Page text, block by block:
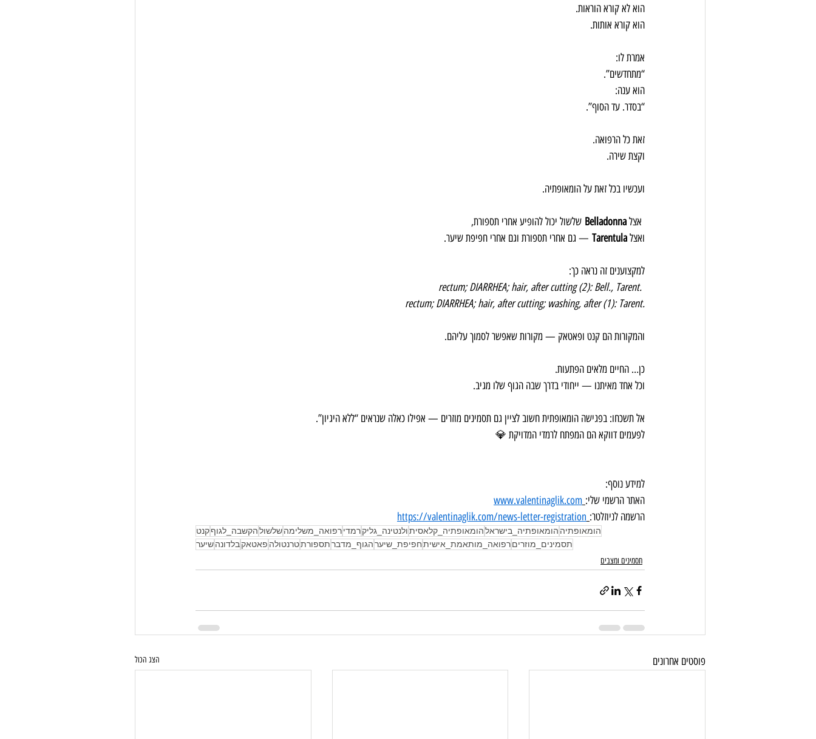
הוא לא קורא הוראות.
הוא קורא אותות.
אמרת לו:
“מתחדשים”.
הוא ענה:
“בסדר. עד הסוף”.
זאת כל הרפואה.
וקצת שירה.
ועכשיו בכל זאת על הומאופתיה.
אצל Belladonna שלשול יכול להופיע אחרי תספורת,
ואצל Tarentula — גם אחרי תספורת וגם אחרי חפיפת שיער.
למקצוענים זה נראה כך:
rectum; DIARRHEA; hair, after cutting (2): Bell., Tarent.
rectum; DIARRHEA; hair, after cutting; washing, after (1): Tarent.
והמקורות הם קנט ופאטאק — מקורות שאפשר לסמוך עליהם.
כן… החיים מלאים הפתעות.
וכל אחד מאיתנו — ייחודי בדרך שבה הגוף שלו מגיב.
אל תשכחו: בפגישה הומאופתית חשוב לציין גם תסמינים מוזרים — אפילו כאלה שנראים “ללא היגיון”.
לפעמים דווקא הם המפתח לרמדי המדויקת 💎
למידע נוסף:
האתר הרשמי שלי: www.valentinaglik.com
הרשמה לניוזלטר: https://valentinaglik.com/news-letter-registration
הומאופתיה הומאופתיה_בישראלהומאופתיה_קלאסיתולנטינה_גליקרמדירפואה_משלימהשלשולהקשבה_לגוףקנט
תסמינים_מוזריםרפואה_מותאמת_אישיתחפיפת_שיערהגוף_מדברתספורתטרנטולה פאטאקבלדונהשיער
תסמינים ומצבים
פוסטים אחרונים הצג הכול